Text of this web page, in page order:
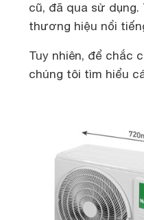
cũ, đã qua sử dụng.
thương hiệu nổi
Tuy nhiên, để chắc
chúng tôi tìm hiểu